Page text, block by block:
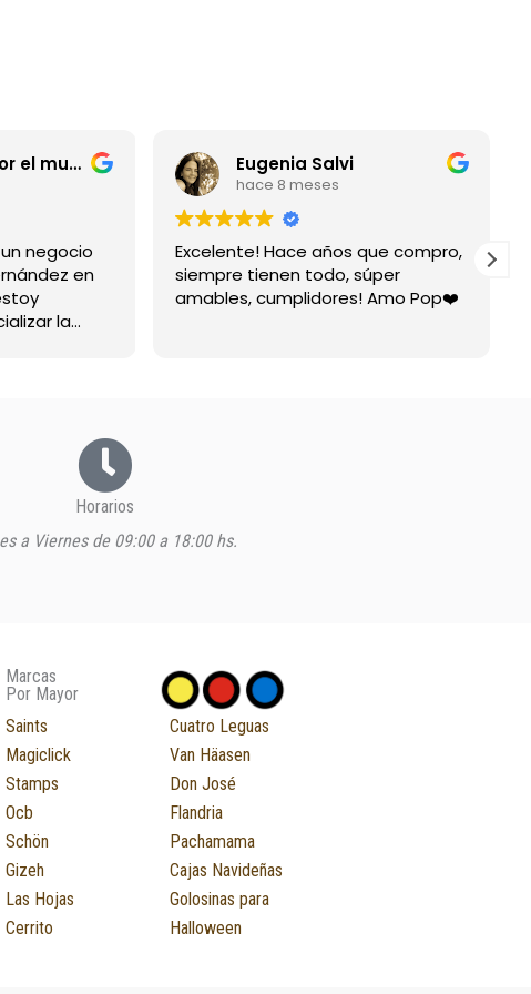
entrerriano por el mundo
negocio
en
la
Eugenia Salvi
hace 8 meses
Excelente! Hace años que compro,
siempre tienen todo, súper
amables, cumplidores! Amo Pop❤️
Horarios
a Viernes de 09:00 a 18:00 hs.
Marcas
Por Mayor
Saints
Magiclick
Stamps
Ocb
Schön
Gizeh
Las Hojas
Cerrito
Cuatro Leguas
Van Häasen
Don José
Flandria
Pachamama
Cajas Navideñas
Golosinas para
Halloween